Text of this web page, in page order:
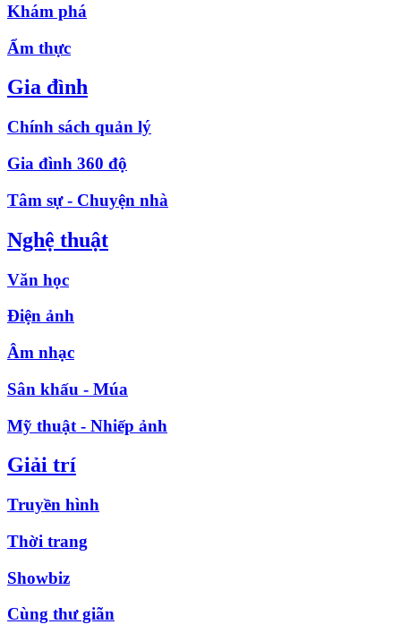
Khám phá
Ẩm thực
Gia đình
Chính sách quản lý
Gia đình 360 độ
Tâm sự - Chuyện nhà
Nghệ thuật
Văn học
Điện ảnh
Âm nhạc
Sân khấu - Múa
Mỹ thuật - Nhiếp ảnh
Giải trí
Truyền hình
Thời trang
Showbiz
Cùng thư giãn